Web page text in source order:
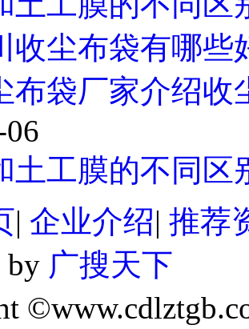
收尘布袋有哪些
布袋厂家介绍
土工膜的不同区
| 企业介绍| 推荐
by 广搜天下